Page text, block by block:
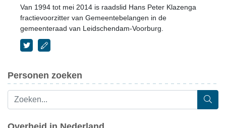
Van 1994 tot mei 2014 is raadslid Hans Peter Klazenga
fractievoorzitter van Gemeentebelangen in de
gemeenteraad van Leidschendam-Voorburg.
Personen zoeken